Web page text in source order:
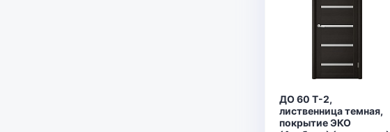
ДО 60 Т-2,
лиственница темная,
покрытие ЭКО